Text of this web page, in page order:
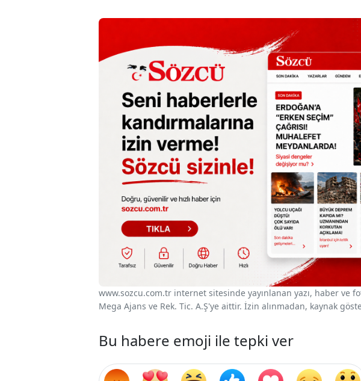
www.sozcu.com.tr internet sitesinde yayınlanan yazı, haber ve
Mega Ajans ve Rek. Tic. A.Ş'ye aittir. İzin alınmadan, kaynak
Bu habere emoji ile tepki ver